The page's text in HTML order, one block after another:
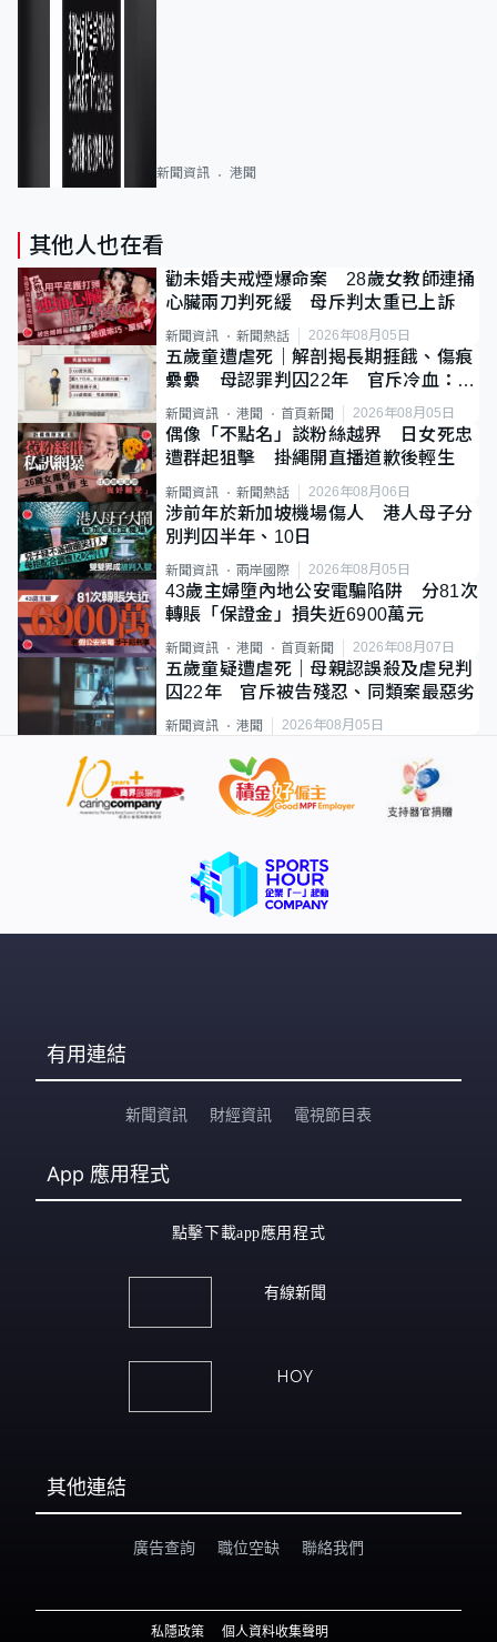
新聞資訊 港聞
其他人也在看
勸未婚夫戒煙爆命案 28歲女教師連捅
心臟兩刀判死緩 母斥判太重已上訴
新聞資訊 新聞熱話 2026年08月05日
五歲童遭虐死｜解剖揭長期捱餓、傷痕
纍纍 母認罪判囚22年 官斥冷血：同
類案最惡劣
新聞資訊 港聞 首頁新聞 2026年08月05日
偶像「不點名」談粉絲越界 日女死忠
遭群起狙擊 掛繩開直播道歉後輕生
新聞資訊 新聞熱話 2026年08月06日
涉前年於新加坡機場傷人 港人母子分
別判囚半年、10日
新聞資訊 兩岸國際 2026年08月05日
43歲主婦墮內地公安電騙陷阱 分81次
轉賬「保證金」損失近6900萬元
新聞資訊 港聞 首頁新聞 2026年08月07日
五歲童疑遭虐死｜母親認誤殺及虐兒判
囚22年 官斥被告殘忍、同類案最惡劣
新聞資訊 港聞 2026年08月05日
有用連結
新聞資訊 財經資訊 電視節目表
App 應用程式
點擊下載app應用程式
有線新聞
HOY
其他連結
廣告查詢 職位空缺 聯絡我們
私隱政策 個人資料收集聲明